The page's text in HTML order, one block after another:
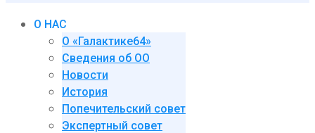
О НАС
О «Галактике64»
Сведения об ОО
Новости
История
Попечительский совет
Экспертный совет